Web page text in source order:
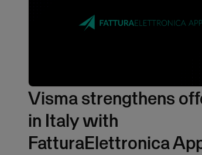
Visma strengthens
in Italy with
FatturaElettronica